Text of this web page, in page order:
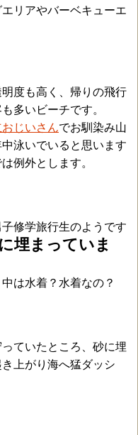
リアやバーベキューエ
度も高く、帰りの飛行
多いビーチです。
じいさんでお馴染み山
泳いでいると思います
例外とします。
修学旅行生のようです
埋まっていま
は水着？水着なの？
ていたところ、砂に埋
上がり海へ猛ダッシ